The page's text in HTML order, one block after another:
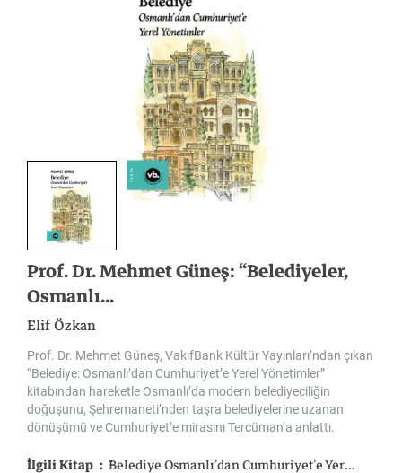
Prof. Dr. Mehmet Güneş: “Belediyeler,
Osmanlı...
Elif Özkan
Prof. Dr. Mehmet Güneş, VakıfBank Kültür Yayınları’ndan çıkan
“Belediye: Osmanlı’dan Cumhuriyet’e Yerel Yönetimler”
kitabından hareketle Osmanlı’da modern belediyeciliğin
doğuşunu, Şehremaneti’nden taşra belediyelerine uzanan
dönüşümü ve Cumhuriyet’e mirasını Tercüman’a anlattı.
İlgili Kitap
Belediye Osmanlı’dan Cumhuriyet’e Yerel Yönetimler